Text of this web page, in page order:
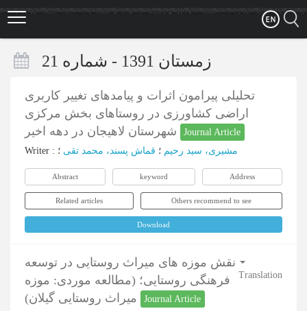
Skip
زمستان 1391 - شماره 21
تحلیلی پیرامون اثرات و پیامدهای تغییر کاربری
اراضی کشاورزی در روستاهای بخش مرکزی
Journal Article
Writer : مشیری، سید رحیم ؛ قماش پسند، محمد تقی ؛
Abstract keyword Address
Related articles Others recommend to see
Download
نقش موزه های میراث روستایی در توسعه
فرهنگی روستایی؛ (مطالعه موردی: موزه
Journal Article
Translation